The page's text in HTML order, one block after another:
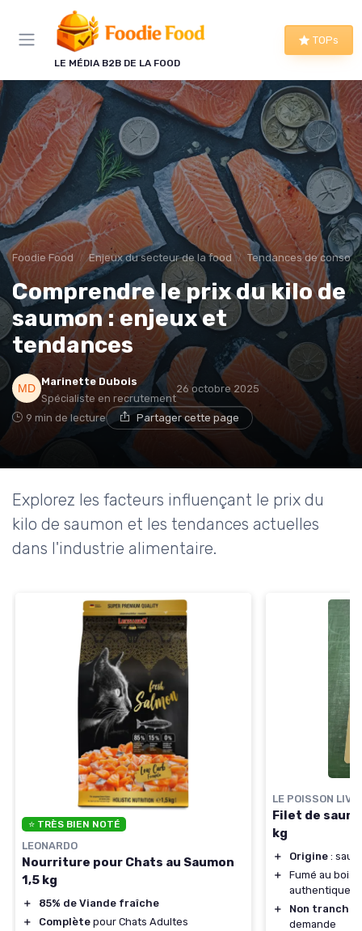
LE MÉDIA B2B DE LA FOOD
TOPs
Foodie Food Enjeux du secteur de la food Tendances de
Comprendre le prix du kilo de
saumon : enjeux et
tendances
Marinette Dubois
Spécialiste en recrutement
26 octobre 2025
9 min de lecture Partager cette page
Explorez les facteurs influençant le prix du
kilo de saumon et les tendances actuelles
dans l'industrie alimentaire.
⭐ TRÈS BIEN NOTÉ
LEONARDO
Nourriture pour Chats au Saumon
1,5 kg
＋
85% de Viande fraîche
＋
Complète pour Chats Adultes
LE POISSON
Filet de
kg
＋ Origine :
＋
Fumé au bois
authentique
＋
Non tranché
demande
Panneau de gestion des cookies